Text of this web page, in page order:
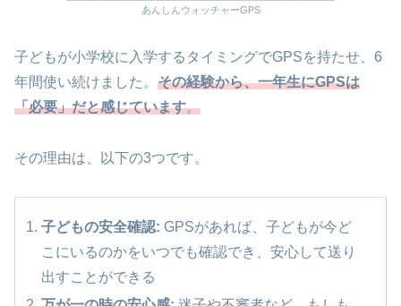
あんしんウォッチャーGPS
子どもが小学校に入学するタイミングでGPSを持たせ、6
年間使い続けました。 その経験から、一年生にGPSは
「必要」だと感じています。
その理由は、以下の3つです。
子どもの安全確認: GPSがあれば、子どもが今ど
こにいるのかをいつでも確認でき、安心して送り
出すことができる